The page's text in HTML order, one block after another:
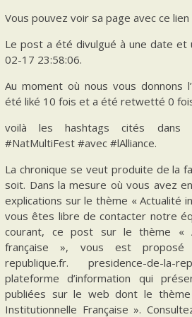
Vous pouvez voir sa page avec ce
Le post a été divulgué à une date et
02-17 23:58:06.
Au moment où nous vous donnons
été liké 10 fois et a été retwetté 0
voilà les hashtags cités dans
#NatMultiFest #avec #lAlliance.
La chronique se veut produite de la
soit. Dans la mesure où vous avez
explications sur le thème « Actualité
vous êtes libre de contacter notre
courant, ce post sur le thème «
française », vous est proposé
republique.fr. presidence-de-
plateforme d’information qui
publiées sur le web dont le
Institutionnelle Française ».